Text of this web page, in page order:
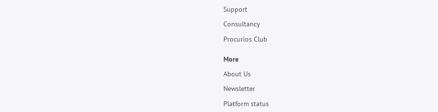
Support
Consultancy
Procurios Club
More
About Us
Newsletter
Platform status